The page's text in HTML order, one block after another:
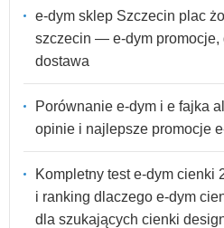
e-dym sklep Szczecin plac
szczecin — e-dym promocje,
dostawa
Porównanie e-dym i e fajka
opinie i najlepsze promocje
Kompletny test e-dym cienki
i ranking dlaczego e-dym
dla szukających cienki